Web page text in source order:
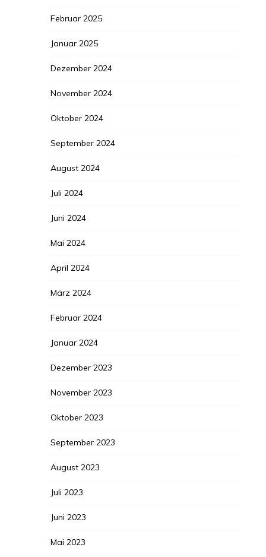
Februar 2025
Januar 2025
Dezember 2024
November 2024
Oktober 2024
September 2024
August 2024
Juli 2024
Juni 2024
Mai 2024
April 2024
März 2024
Februar 2024
Januar 2024
Dezember 2023
November 2023
Oktober 2023
September 2023
August 2023
Juli 2023
Juni 2023
Mai 2023